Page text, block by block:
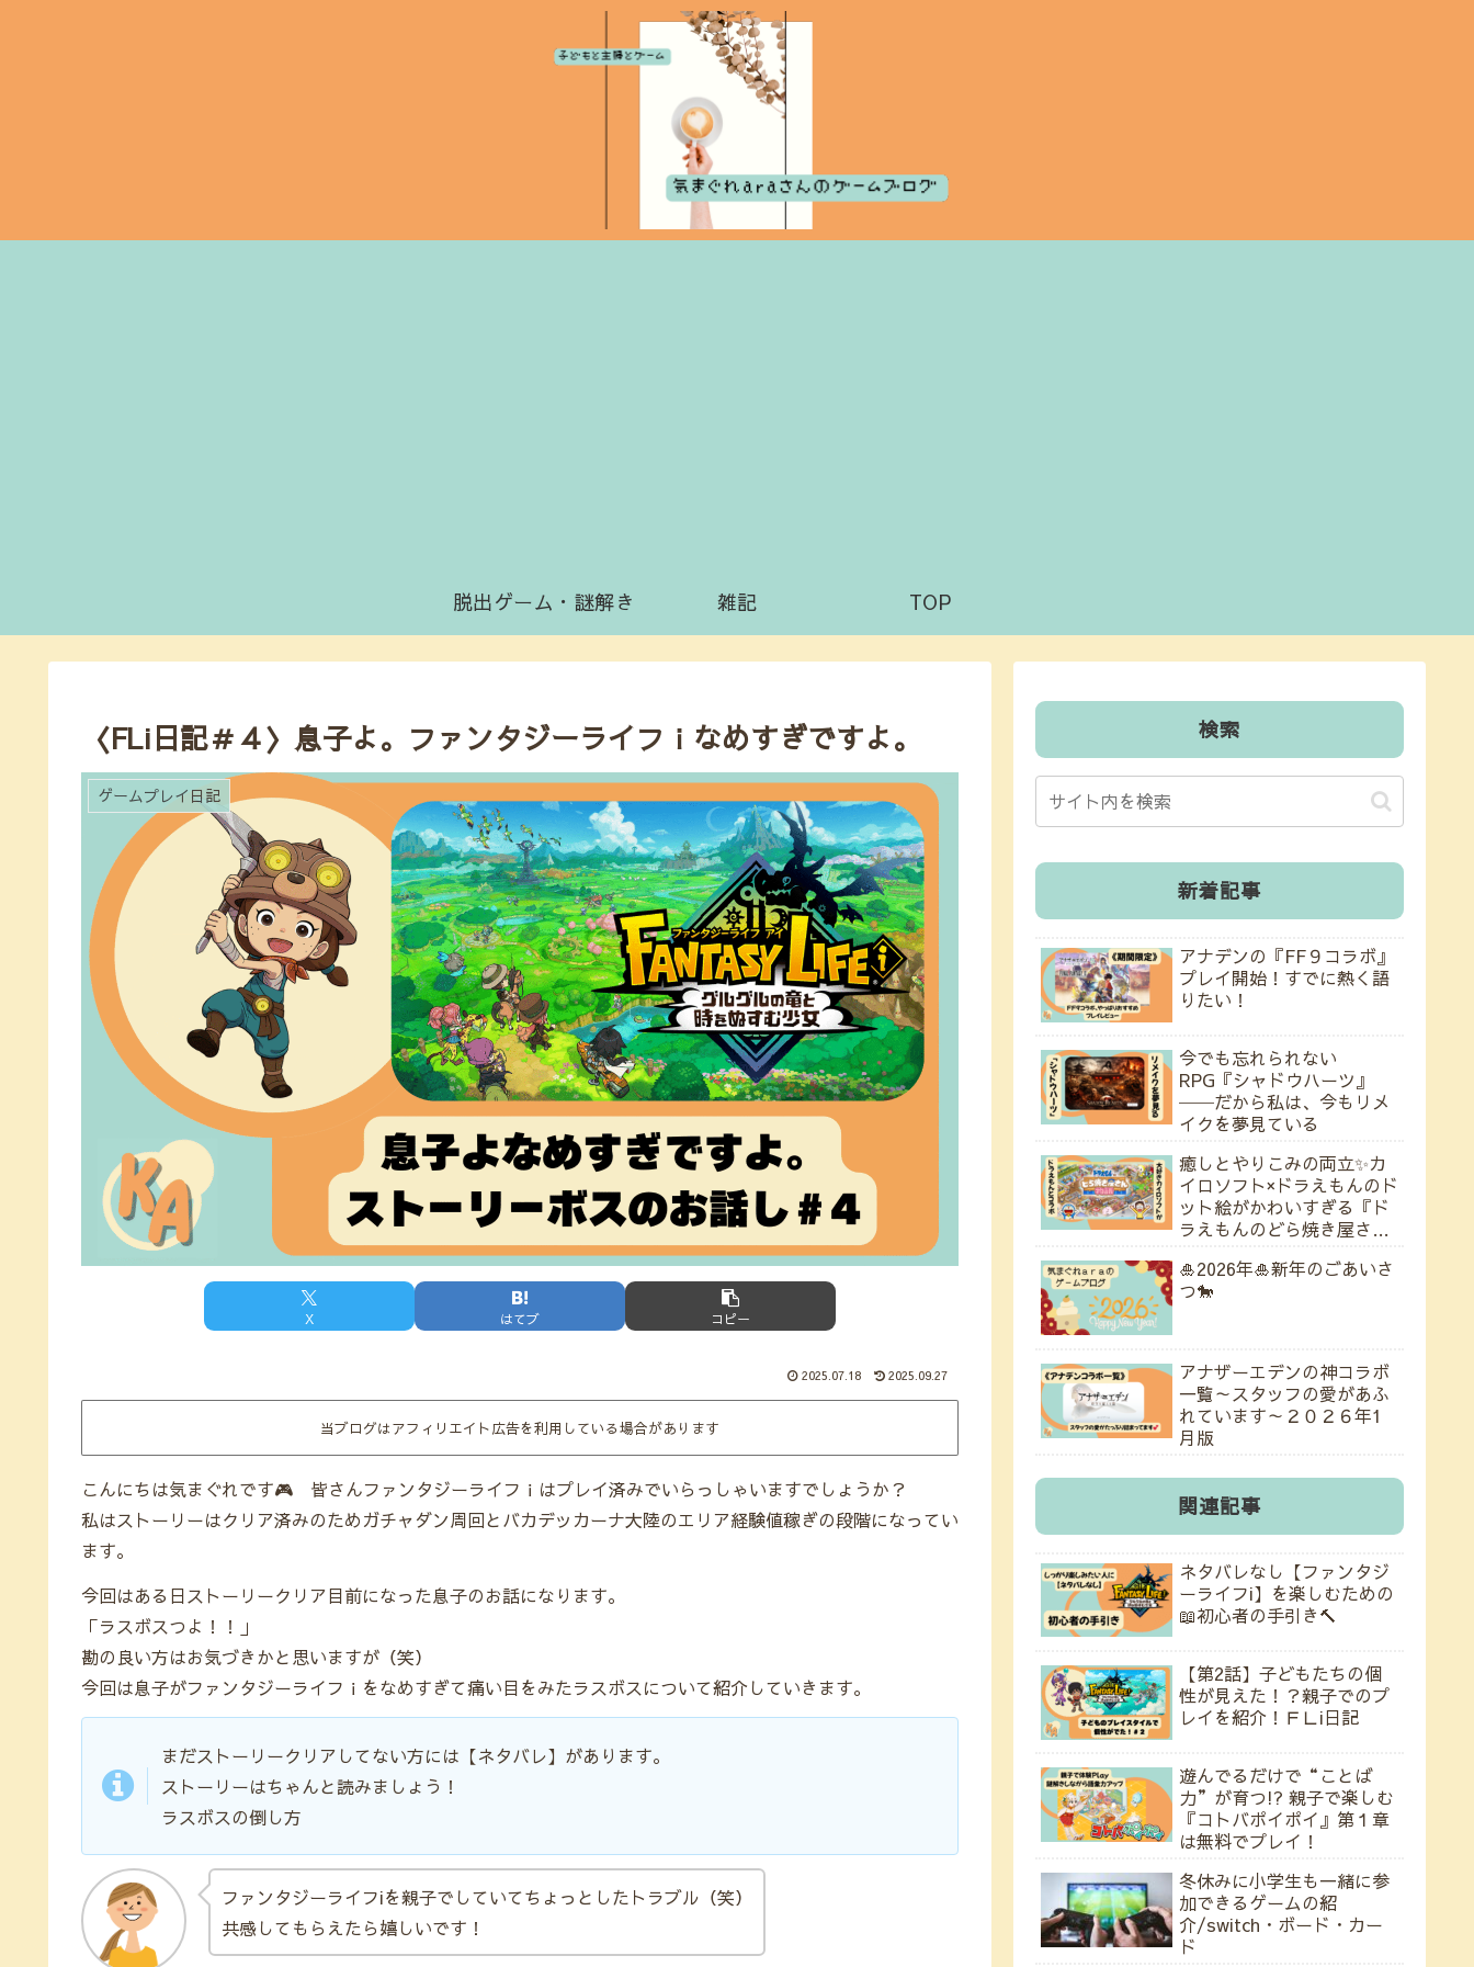
脱出ゲーム・謎解き 雑記 TOP
〈FLi日記＃４〉息子よ。ファンタジーライフｉなめすぎですよ。
ゲームプレイ日記
X はてブ コピー
2025.07.18 2025.09.27
当ブログはアフィリエイト広告を利用している場合があります
こんにちは気まぐれです🎮 皆さんファンタジーライフｉはプレイ済みでいらっしゃいますでしょうか？
私はストーリーはクリア済みのためガチャダン周回とバカデッカーナ大陸のエリア経験値稼ぎの段階になってい
ます。
今回はある日ストーリークリア目前になった息子のお話になります。
「ラスボスつよ！！」
勘の良い方はお気づきかと思いますが（笑）
今回は息子がファンタジーライフｉをなめすぎて痛い目をみたラスボスについて紹介していきます。
まだストーリークリアしてない方には【ネタバレ】があります。
ストーリーはちゃんと読みましょう！
ラスボスの倒し方
ファンタジーライフiを親子でしていてちょっとしたトラブル（笑）
共感してもらえたら嬉しいです！
検索
新着記事
アナデンの『FF９コラボ』
プレイ開始！すでに熱く語
りたい！
今でも忘れられない
RPG『シャドウハーツ』
──だから私は、今もリメ
イクを夢見ている
癒しとやりこみの両立✨カ
イロソフト×ドラえもんのド
ット絵がかわいすぎる『ド
ラえもんのどら焼き屋さん
🎍2026年🎍新年のごあいさ
つ🐎
アナザーエデンの神コラボ
一覧～スタッフの愛があふ
れています～２０２６年1
月版
関連記事
ネタバレなし【ファンタジ
ーライフi】を楽しむための
📖初心者の手引き🔨
【第2話】子どもたちの個
性が見えた！？親子でのプ
レイを紹介！ＦＬi日記
遊んでるだけで“ことば
力”が育つ!? 親子で楽しむ
『コトバポイポイ』第１章
は無料でプレイ！
冬休みに小学生も一緒に参
加できるゲームの紹
介/switch・ボード・カー
ド